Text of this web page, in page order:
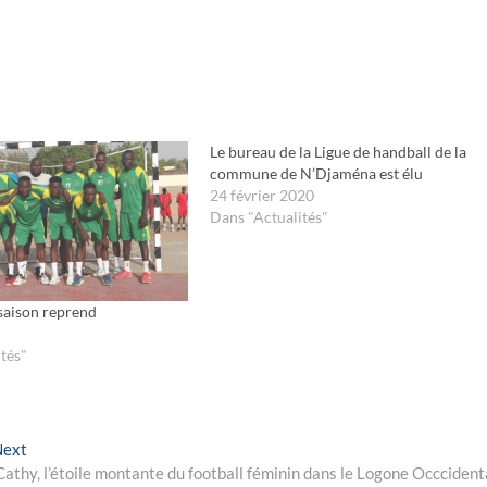
reprend
Le bureau de la Ligue de handball de la
commune de N’Djaména est élu
24 février 2020
Dans "Actualités"
post:l’étoile montante du football féminin dans le Logone